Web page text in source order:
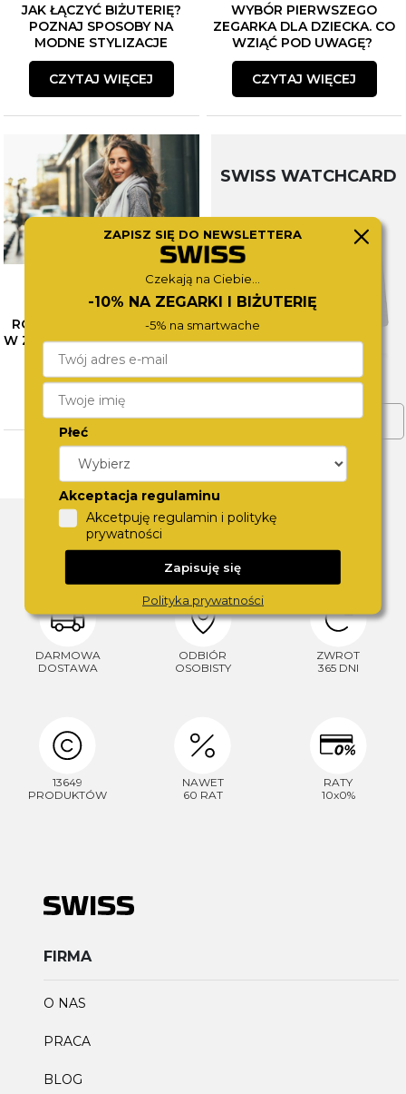
JAK ŁĄCZYĆ BIŻUTERIĘ?
POZNAJ SPOSOBY NA
MODNE STYLIZACJE
CZYTAJ WIĘCEJ
WYBÓR PIERWSZEGO
ZEGARKA DLA DZIECKA. CO
WZIĄĆ POD UWAGĘ?
CZYTAJ WIĘCEJ
RÓŻNE OBLICZA SZAROŚCI
W ZEGARKACH CALVIN KLEIN
– SPRAWDŹ NASZE
CZYTAJ WIĘCEJ
SWISS WATCHCARD
ZOBACZ WIĘCEJ
DLACZEGO SWISS?
DARMOWA
DOSTAWA
ODBIÓR
OSOBISTY
ZWROT
365 DNI
13649
PRODUKTÓW
NAWET
60 RAT
RATY
10x0%
FIRMA
O NAS
PRACA
BLOG
ZAPISZ SIĘ DO NEWSLETTERA
Czekają na Ciebie...
-10% NA ZEGARKI I BIŻUTERIĘ
-5% na smartwache
Płeć
Akceptacja regulaminu
Akcetpuję regulamin i politykę
prywatności
Zapisuję się
Polityka prywatności